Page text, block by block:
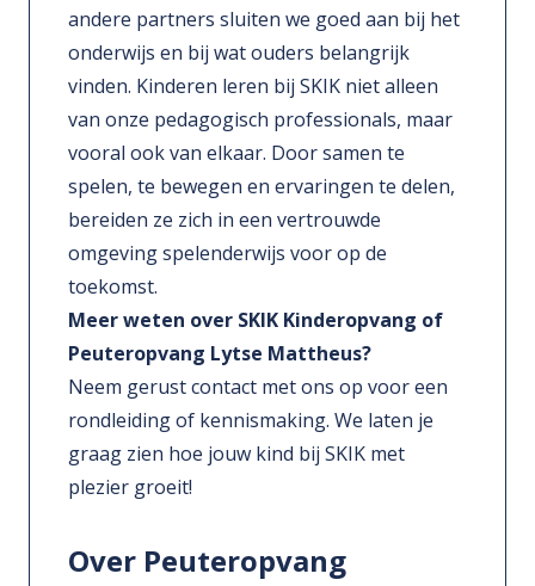
andere partners sluiten we goed aan bij het
onderwijs en bij wat ouders belangrijk
vinden. Kinderen leren bij SKIK niet alleen
van onze pedagogisch professionals, maar
vooral ook van elkaar. Door samen te
spelen, te bewegen en ervaringen te delen,
bereiden ze zich in een vertrouwde
omgeving spelenderwijs voor op de
toekomst.
Meer weten over SKIK Kinderopvang of
Peuteropvang Lytse Mattheus?
Neem gerust contact met ons op voor een
rondleiding of kennismaking. We laten je
graag zien hoe jouw kind bij SKIK met
plezier groeit!
Over Peuteropvang